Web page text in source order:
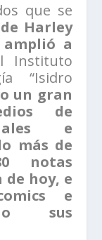
que se
Harley
a
Instituto
“Isidro
un gran
de
e
más de
notas
hoy, e
e
sus